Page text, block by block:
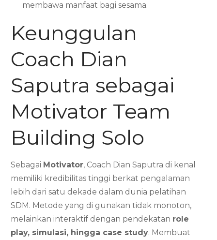
membawa manfaat bagi sesama.
Keunggulan
Coach Dian
Saputra sebagai
Motivator Team
Building Solo
Sebagai Motivator, Coach Dian Saputra di kenal
memiliki kredibilitas tinggi berkat pengalaman
lebih dari satu dekade dalam dunia pelatihan
SDM. Metode yang di gunakan tidak monoton,
melainkan interaktif dengan pendekatan role
play, simulasi, hingga case study. Membuat